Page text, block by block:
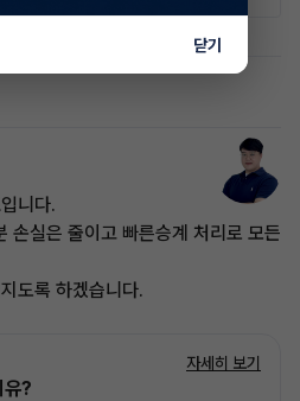
니 실제 정보와 확인해 주세요.
니다.
손실은 줄이고 빠른승계 처리로 모든
도록 하겠습니다.
유?
자세히 보기
닫기